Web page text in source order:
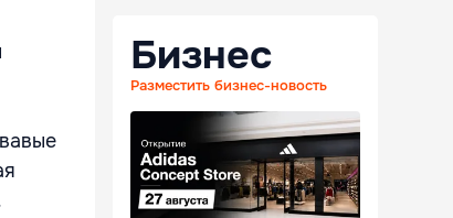
Бизнес
Разместить бизнес-новость